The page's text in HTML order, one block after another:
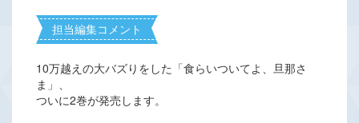
担当編集コメント
10万越えの大バズりをした「食らいついてよ、旦那さ
ま」、
ついに2巻が発売します。